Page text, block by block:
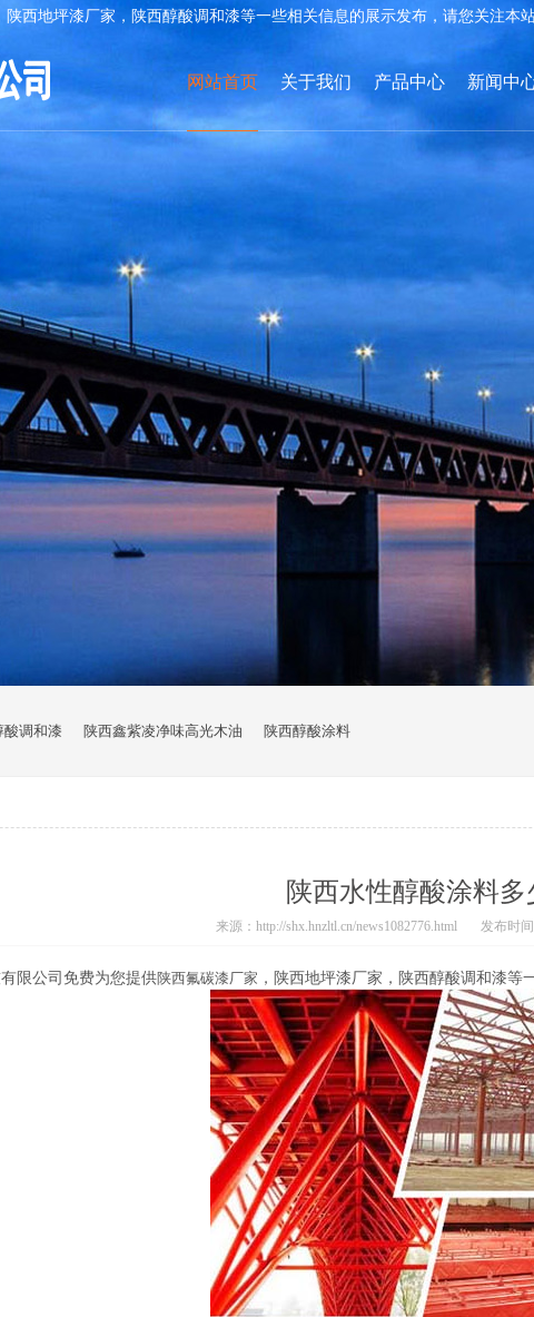
陕西地坪漆厂家，陕西醇酸调和漆等一些相关信息的展示发布，请您关注本站
网站首页 关于我们 产品中心 新闻中
酸调和漆 陕西鑫紫凌净味高光木油 陕西醇酸涂料
陕西水性醇酸涂料多
来源：http://shx.hnzltl.cn/news1082776.html 发布时间
限公司免费为您提供陕西氟碳漆厂家 ，陕西地坪漆厂家，陕西醇酸调和漆等